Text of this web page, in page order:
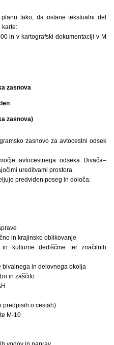
tako, da ostane tekstualni del
karte:
in v kartografski dokumentaciji v M
zasnova
zasnova)
zasnovo za avtocestni odsek
avtocestnega odseka Divača–
ureditvami prostora.
predviden poseg in določa:
in krajinsko oblikovanje
kulturne dediščine ter značilnih
bivalnega in delovnega okolja
in zaščito
predpisih o cestah)
M-10